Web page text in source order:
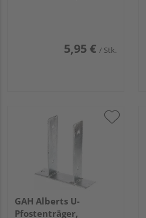
5,95 € / Stk.
GAH Alberts U-
Pfostenträger,